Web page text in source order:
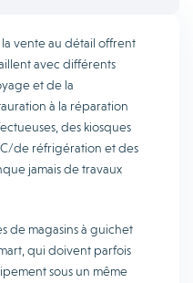
vente au détail offrent
avec différents
et de la
à la réparation
des kiosques
de réfrigération et des
jamais de travaux
de magasins à guichet
qui doivent parfois
sous un même